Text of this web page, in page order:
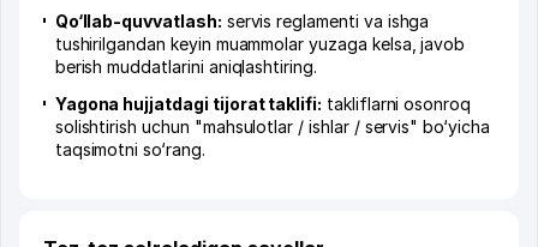
Qo‘llab-quvvatlash: servis reglamenti va ishga
tushirilgandan keyin muammolar yuzaga kelsa, javob
berish muddatlarini aniqlashtiring.
Yagona hujjatdagi tijorat taklifi: takliflarni osonroq
solishtirish uchun "mahsulotlar / ishlar / servis" bo‘yicha
taqsimotni so‘rang.